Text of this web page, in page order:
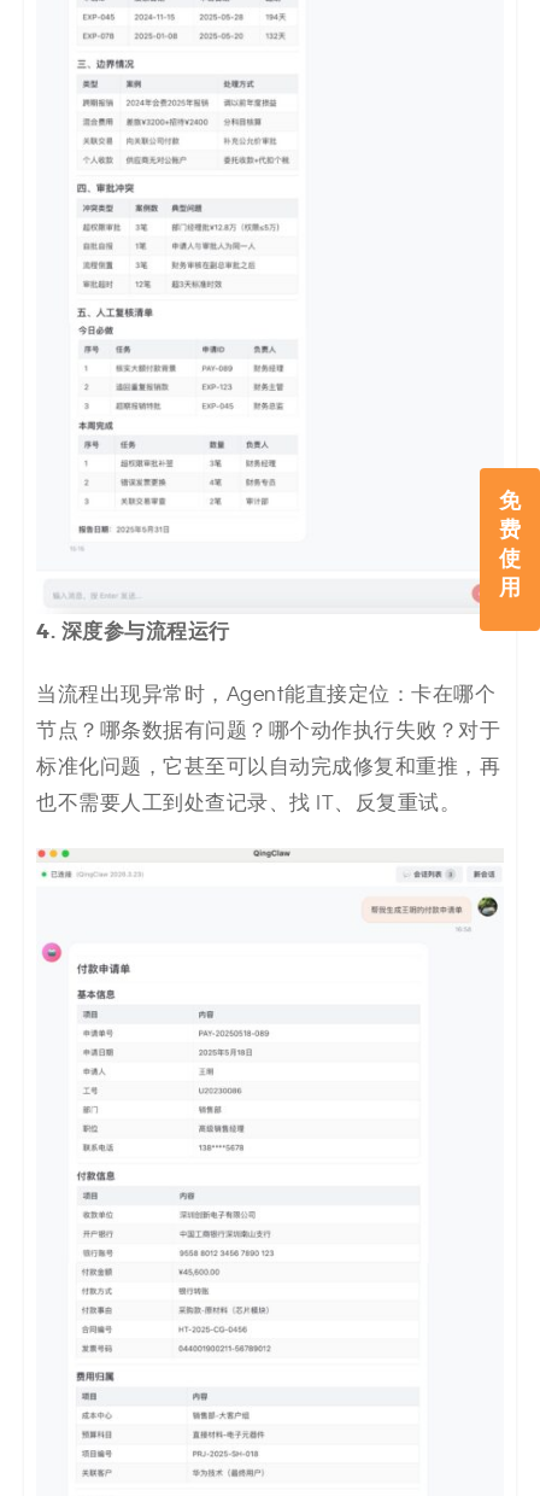
免
费
使
用
4. 深度参与流程运行
当流程出现异常时，Agent能直接定位：卡在哪个
节点？哪条数据有问题？哪个动作执行失败？对于
标准化问题，它甚至可以自动完成修复和重推，再
也不需要人工到处查记录、找 IT、反复重试。